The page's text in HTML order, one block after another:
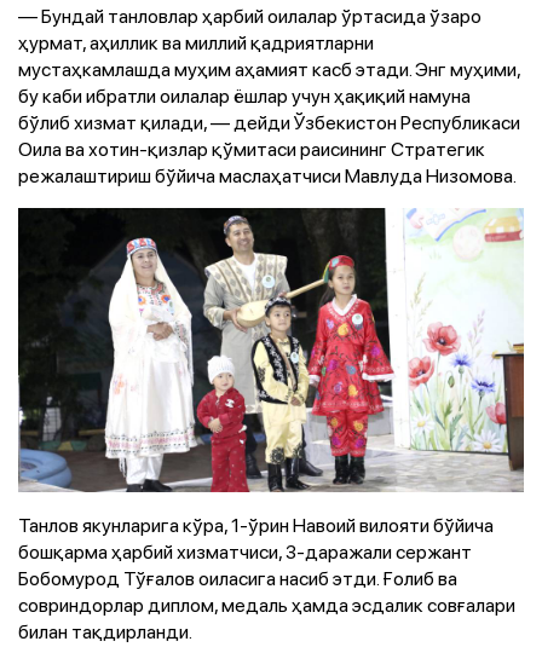
— Бундай танловлар ҳарбий оилалар ўртасида ўзаро
ҳурмат, аҳиллик ва миллий қадриятларни
мустаҳкамлашда муҳим аҳамият касб этади. Энг муҳими,
бу каби ибратли оилалар ёшлар учун ҳақиқий намуна
бўлиб хизмат қилади, — дейди Ўзбекистон Республикаси
Оила ва хотин-қизлар қўмитаси раисининг Стратегик
режалаштириш бўйича маслаҳатчиси Мавлуда Низомова.
Танлов якунларига кўра, 1-ўрин Навоий вилояти бўйича
бошқарма ҳарбий хизматчиси, 3-даражали сержант
Бобомурод Тўғалов оиласига насиб этди. Ғолиб ва
совриндорлар диплом, медаль ҳамда эсдалик совғалари
билан тақдирланди.